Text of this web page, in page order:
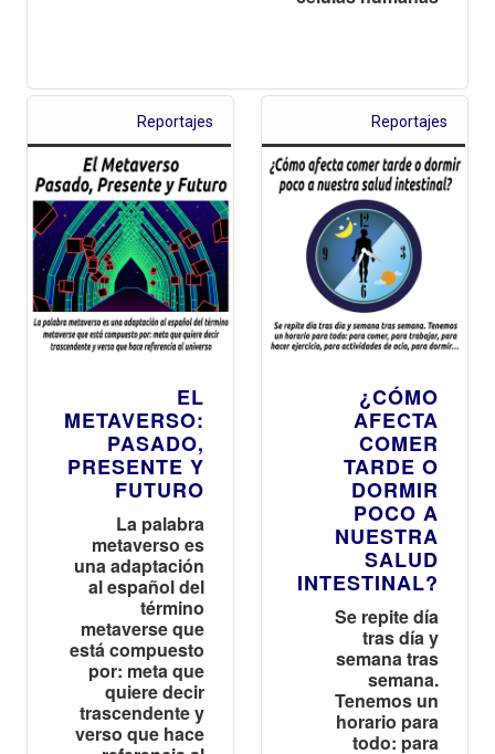
Reportajes
EL
METAVERSO:
PASADO,
PRESENTE Y
FUTURO
La palabra
metaverso es
una adaptación
al español del
término
metaverse que
está compuesto
por: meta que
quiere decir
trascendente y
verso que hace
Reportajes
¿CÓMO
AFECTA
COMER
TARDE O
DORMIR
POCO A
NUESTRA
SALUD
INTESTINAL?
Se repite día
tras día y
semana tras
semana.
Tenemos un
horario para
todo: para